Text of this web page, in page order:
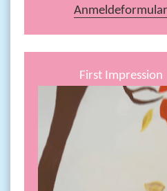
Anmeldeformular
First Impression
Video-